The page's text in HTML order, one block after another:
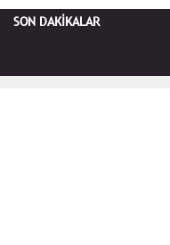
SON DAKİKALAR